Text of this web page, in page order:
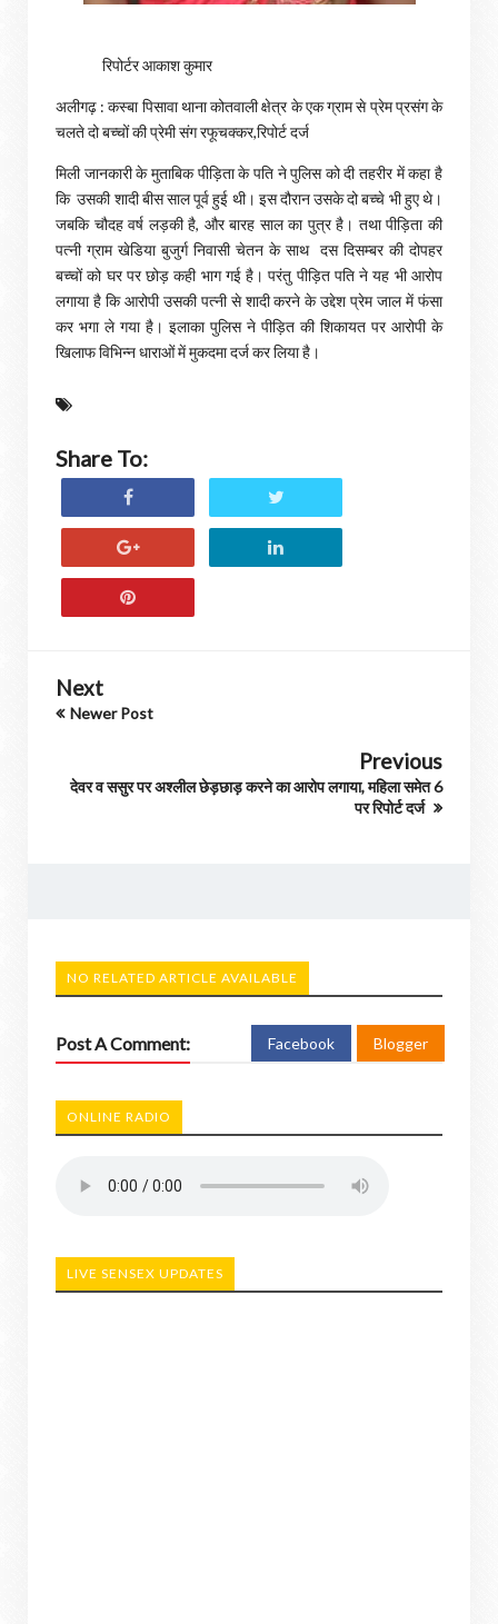
रिपोर्टर आकाश कुमार
अलीगढ़ : कस्बा पिसावा थाना कोतवाली क्षेत्र के एक ग्राम से प्रेम प्रसंग के
चलते दो बच्चों की प्रेमी संग रफूचक्कर,रिपोर्ट दर्ज
मिली जानकारी के मुताबिक पीड़िता के पति ने पुलिस को दी तहरीर में कहा है
कि उसकी शादी बीस साल पूर्व हुई थी। इस दौरान उसके दो बच्चे भी हुए थे।
जबकि चौदह वर्ष लड़की है, और बारह साल का पुत्र है। तथा पीड़िता की
पत्नी ग्राम खेडिया बुजुर्ग निवासी चेतन के साथ दस दिसम्बर की दोपहर
बच्चों को घर पर छोड़ कही भाग गई है। परंतु पीड़ित पति ने यह भी आरोप
लगाया है कि आरोपी उसकी पत्नी से शादी करने के उद्देश प्रेम जाल में फंसा
कर भगा ले गया है। इलाका पुलिस ने पीड़ित की शिकायत पर आरोपी के
खिलाफ विभिन्न धाराओं में मुकदमा दर्ज कर लिया है।
Share To:
Next
Newer Post
Previous
देवर व ससुर पर अश्लील छेड़छाड़ करने का आरोप लगाया, महिला समेत 6
पर रिपोर्ट दर्ज
NO RELATED ARTICLE AVAILABLE
Post A Comment: Facebook Blogger
ONLINE RADIO
LIVE SENSEX UPDATES